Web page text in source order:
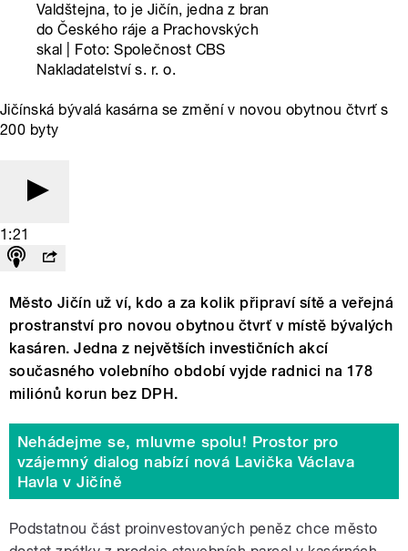
Valdštejna, to je Jičín, jedna z bran
do Českého ráje a Prachovských
skal | Foto: Společnost CBS
Nakladatelství s. r. o.
Jičínská bývalá kasárna se změní v novou obytnou čtvrť s
200 byty
1:21
Město Jičín už ví, kdo a za kolik připraví sítě a veřejná
prostranství pro novou obytnou čtvrť v místě bývalých
kasáren. Jedna z největších investičních akcí
současného volebního období vyjde radnici na 178
miliónů korun bez DPH.
Nehádejme se, mluvme spolu! Prostor pro
vzájemný dialog nabízí nová Lavička Václava
Havla v Jičíně
Podstatnou část proinvestovaných peněz chce město